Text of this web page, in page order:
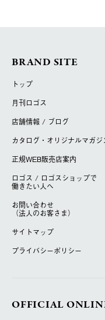
BRAND SITE
トップ
月刊ロゴス
店舗情報 / ブログ
カタログ・オリジナルマガジ
正規WEB販売店案内
ロゴス / ロゴスショップで
働きたい人へ
お問い合わせ
（法人のお客さま）
サイトマップ
プライバシーポリシー
OFFICIAL